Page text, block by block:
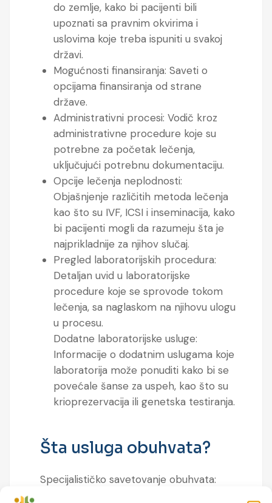
do zemlje, kako bi pacijenti bili
upoznati sa pravnim okvirima i
uslovima koje treba ispuniti u svakoj
državi.
Mogućnosti finansiranja: Saveti o
opcijama finansiranja od strane
države.
Administrativni procesi: Vodič kroz
administrativne procedure koje su
potrebne za početak lečenja,
uključujući potrebnu dokumentaciju.
Opcije lečenja neplodnosti:
Objašnjenje različitih metoda lečenja
kao što su IVF, ICSI i inseminacija, kako
bi pacijenti mogli da razumeju šta je
najprikladnije za njihov slučaj.
Pregled laboratorijskih procedura:
Detaljan uvid u laboratorijske
procedure koje se sprovode tokom
lečenja, sa naglaskom na njihovu ulogu
u procesu.
Dodatne laboratorijske usluge:
Informacije o dodatnim uslugama koje
laboratorija može ponuditi kako bi se
povećale šanse za uspeh, kao što su
krioprezervacija ili genetska testiranja.
Šta usluga obuhvata?
Specijalističko savetovanje obuhvata: